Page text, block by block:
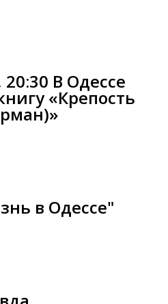
В Одессе
«Крепость
в Одессе"